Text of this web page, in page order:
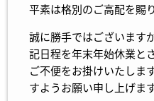
平素は格別のご高配を賜
誠に勝手ではございます
記日程を年末年始休業と
ご不便をお掛けいたしま
すようお願い申し上げます